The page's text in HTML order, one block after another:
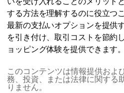
する方法を理解するのに役立つ
最新の支払いオプションを提供
を引き付け、取引コストを節約
ョッピング体験を提供できます。
このコンテンツは情報提供およ
務、投資、または法律に関する
りません。